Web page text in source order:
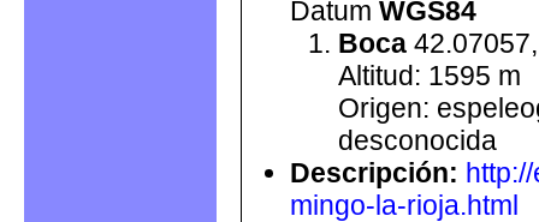
Datum WGS84
Boca
Altitud: 1595 m
Origen:
desconocida
Descripción:
mingo-la-rioja.html